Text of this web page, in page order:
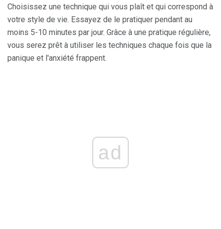
Choisissez une technique qui vous plaît et qui correspond à
votre style de vie. Essayez de le pratiquer pendant au
moins 5-10 minutes par jour. Grâce à une pratique régulière,
vous serez prêt à utiliser les techniques chaque fois que la
panique et l'anxiété frappent.
ad